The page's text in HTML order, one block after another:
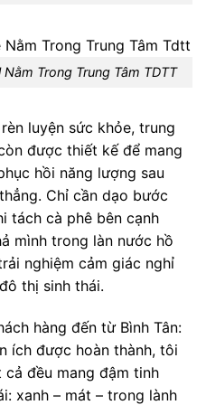
Nằm Trong Trung Tâm TDTT
luyện sức khỏe, trung
được thiết kế để mang
hồi năng lượng sau
Chỉ cần dạo bước
tách cà phê bên cạnh
mình trong làn nước hồ
nghiệm cảm giác nghỉ
thị sinh thái.
hàng đến từ Bình Tân:
ích được hoàn thành, tôi
đều mang đậm tinh
xanh – mát – trong lành